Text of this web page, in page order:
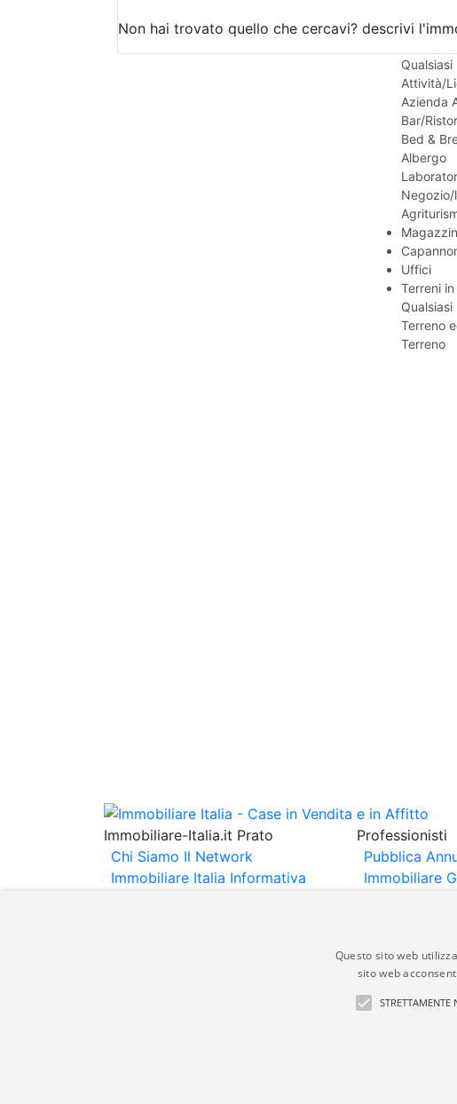
Box/
Qualsiasi
Attività/
Azienda
Bar/
Bed &
Albergo
Negozio/
Uffici
Terreni
Qualsiasi
Terreno
Terreno
Non hai trovato quello che cercavi? descrivi
Immobiliare-Italia.it Prato
Chi Siamo Il Network
Immobiliare Italia Informativa
Professionisti
Pubblica
Immobiliare
Gli annunci immobiliari presenti su immobiliare-
italia.it quindi non è responsabile della veridicità,
Questo sito web
sito web
STRETTAMENTE